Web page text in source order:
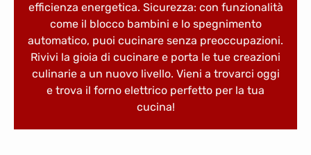
efficienza energetica. Sicurezza: con funzionalità
come il blocco bambini e lo spegnimento
automatico, puoi cucinare senza preoccupazioni.
Rivivi la gioia di cucinare e porta le tue creazioni
culinarie a un nuovo livello. Vieni a trovarci oggi
e trova il forno elettrico perfetto per la tua
cucina!